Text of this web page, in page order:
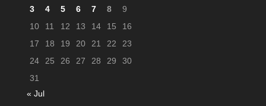
3
4 5 6 7 8
9
10
11 12 13 14 15
16
17
18 19 20 21 22
23
24
25 26 27 28 29
30
31
« Jul